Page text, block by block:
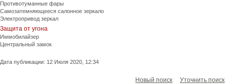
Противотуманные фары
Самозатемняющееся салонное зеркало
Электропривод зеркал
Защита от угона
Иммобилайзер
Центральный замок
Дата публикации: 12 Июля 2020, 12:34
Новый поиск Уточнить поиск